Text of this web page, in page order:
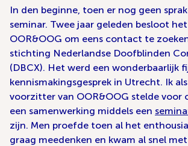
In den beginne, toen er nog geen
seminar. Twee jaar geleden besloot
OOR&OOG om eens contact te
stichting Nederlandse Doofblinden
(DBCX). Het werd een wonderbaarlijk
kennismakingsgesprek in Utrecht. Ik
voorzitter van OOR&OOG stelde voor
een samenwerking middels een
zijn. Men proefde toen al het
graag meedenken en kwam al snel